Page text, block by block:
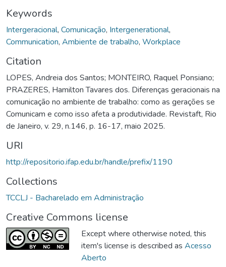
Keywords
Intergeracional, Comunicação, Intergenerational,
Communication, Ambiente de trabalho, Workplace
Citation
LOPES, Andreia dos Santos; MONTEIRO, Raquel Ponsiano;
PRAZERES, Hamilton Tavares dos. Diferenças geracionais na
comunicação no ambiente de trabalho: como as gerações se
Comunicam e como isso afeta a produtividade. Revistaft, Rio
de Janeiro, v. 29, n.146, p. 16-17, maio 2025.
URI
http://repositorio.ifap.edu.br/handle/prefix/1190
Collections
TCCLJ - Bacharelado em Administração
Creative Commons license
Except where otherwise noted, this
item's license is described as Acesso
Aberto